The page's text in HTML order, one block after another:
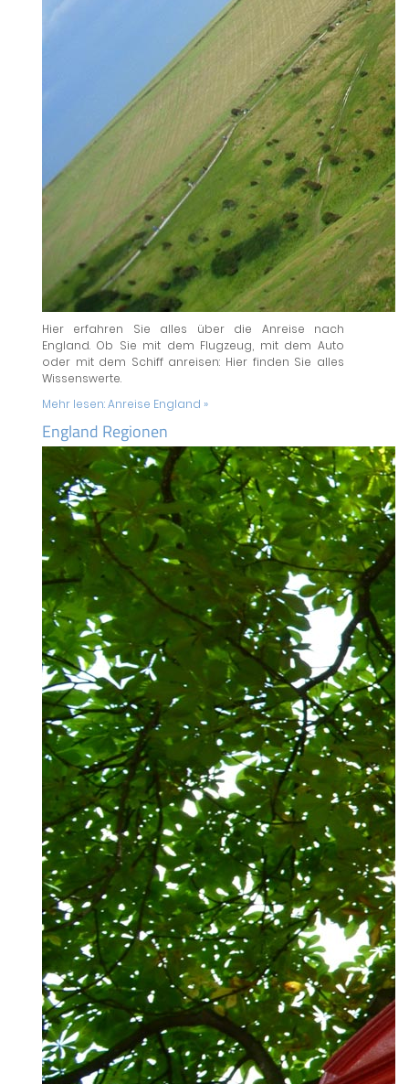
Hier erfahren Sie alles über die Anreise nach
England. Ob Sie mit dem Flugzeug, mit dem Auto
oder mit dem Schiff anreisen: Hier finden Sie alles
Wissenswerte.
Mehr lesen:Anreise England »
England Regionen